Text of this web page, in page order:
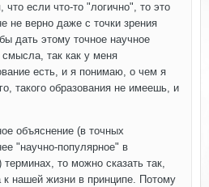
что если что-то "логично", то это
не верно даже с точки зрения
дать этому точное научное
так как у меня
есть, и я понимаю, о чем я
такого образования не имеешь, и
объяснение (в точных
"научно-популярное" в
то можно сказать так,
к нашей жизни в принципе. Потому